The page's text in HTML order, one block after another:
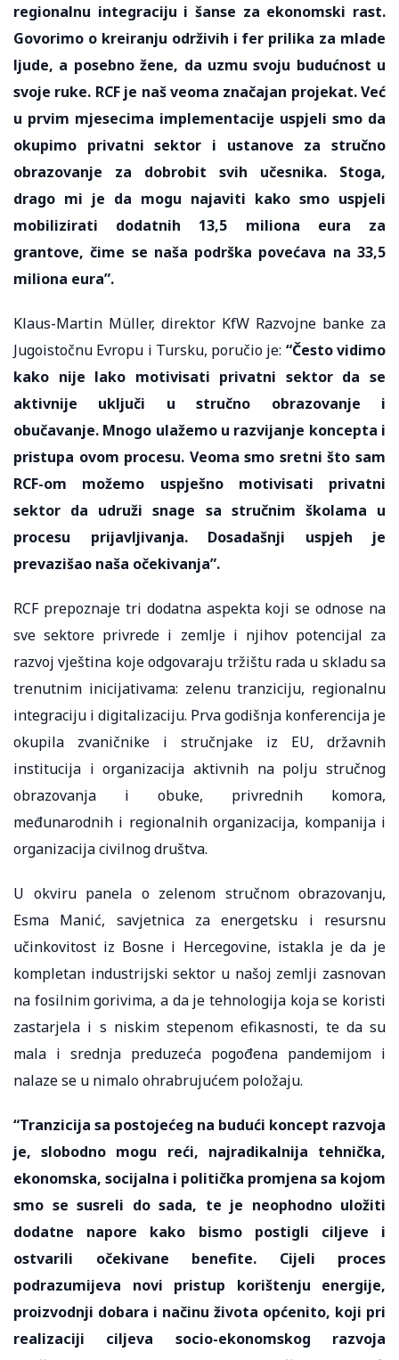
regionalnu integraciju i šanse za ekonomski rast.
Govorimo o kreiranju održivih i fer prilika za mlade
ljude, a posebno žene, da uzmu svoju budućnost u
svoje ruke. RCF je naš veoma značajan projekat. Već
u prvim mjesecima implementacije uspjeli smo da
okupimo privatni sektor i ustanove za stručno
obrazovanje za dobrobit svih učesnika. Stoga,
drago mi je da mogu najaviti kako smo uspjeli
mobilizirati dodatnih 13,5 miliona eura za
grantove, čime se naša podrška povećava na 33,5
miliona eura”.
Klaus-Martin Müller, direktor KfW Razvojne banke za
Jugoistočnu Evropu i Tursku, poručio je: “Često vidimo
kako nije lako motivisati privatni sektor da se
aktivnije uključi u stručno obrazovanje i
obučavanje. Mnogo ulažemo u razvijanje koncepta i
pristupa ovom procesu. Veoma smo sretni što sam
RCF-om možemo uspješno motivisati privatni
sektor da udruži snage sa stručnim školama u
procesu prijavljivanja. Dosadašnji uspjeh je
prevazišao naša očekivanja”.
RCF prepoznaje tri dodatna aspekta koji se odnose na
sve sektore privrede i zemlje i njihov potencijal za
razvoj vještina koje odgovaraju tržištu rada u skladu sa
trenutnim inicijativama: zelenu tranziciju, regionalnu
integraciju i digitalizaciju. Prva godišnja konferencija je
okupila zvaničnike i stručnjake iz EU, državnih
institucija i organizacija aktivnih na polju stručnog
obrazovanja i obuke, privrednih komora,
međunarodnih i regionalnih organizacija, kompanija i
organizacija civilnog društva.
U okviru panela o zelenom stručnom obrazovanju,
Esma Manić, savjetnica za energetsku i resursnu
učinkovitost iz Bosne i Hercegovine, istakla je da je
kompletan industrijski sektor u našoj zemlji zasnovan
na fosilnim gorivima, a da je tehnologija koja se koristi
zastarjela i s niskim stepenom efikasnosti, te da su
mala i srednja preduzeća pogođena pandemijom i
nalaze se u nimalo ohrabrujućem položaju.
“Tranzicija sa postojećeg na budući koncept razvoja
je, slobodno mogu reći, najradikalnija tehnička,
ekonomska, socijalna i politička promjena sa kojom
smo se susreli do sada, te je neophodno uložiti
dodatne napore kako bismo postigli ciljeve i
ostvarili očekivane benefite. Cijeli proces
podrazumijeva novi pristup korištenju energije,
proizvodnji dobara i načinu života općenito, koji pri
realizaciji ciljeva socio-ekonomskog razvoja